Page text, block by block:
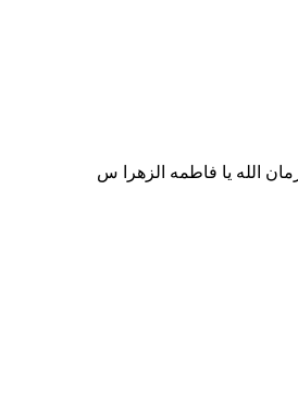
الله یا فاطمه الزهرا س